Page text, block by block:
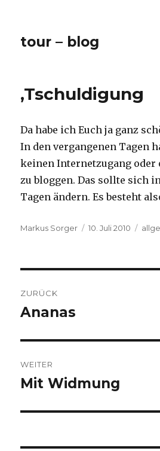
tour – blog
‚Tschuldigung
Da habe ich Euch ja ganz
In den vergangenen Tagen
keinen Internetzugang oder
zu bloggen. Das sollte sich
Tagen ändern. Es besteht
Autor
Markus Sorger
Veröffentlicht
10. Juli 2010
ZURÜCK
Vorheriger
Ananas
WEITER
Nächster
Mit Widmung